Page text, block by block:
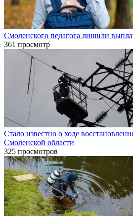
Смоленского педагога лишили
361 просмотр
Стало известно о ходе
Смоленской области
325 просмотров